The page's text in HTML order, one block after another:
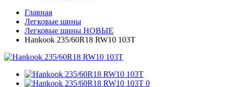
Главная
Легковые шины
Легковые шины НОВЫЕ
Hankook 235/60R18 RW10 103T